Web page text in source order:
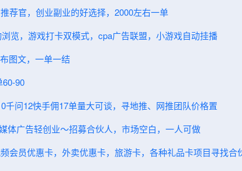
荐官，创业副业的好选择，2000左右一单
览，游戏打卡双模式，cpa广告联盟，小游戏自动挂播
图文，一单一结
90
千问12快手佣17单量大可谈，寻地推、网推团队价格置
体广告轻创业～招募合伙人，市场空白，一人可做
会员优惠卡，外卖优惠卡，旅游卡，各种礼品卡项目寻找合